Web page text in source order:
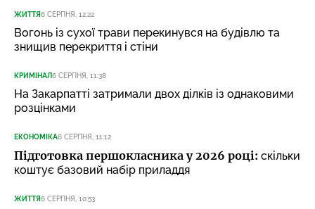
ЖИТТЯ6 СЕРПНЯ, 12:22
Вогонь із сухої трави перекинувся на будівлю та
знищив перекриття і стіни
КРИМІНАЛ6 СЕРПНЯ, 11:38
На Закарпатті затримали двох ділків із однаковими
розцінками
ЕКОНОМІКА6 СЕРПНЯ, 11:12
Підготовка першокласника у 2026 році: скільки
коштує базовий набір приладдя
ЖИТТЯ6 СЕРПНЯ, 10:53